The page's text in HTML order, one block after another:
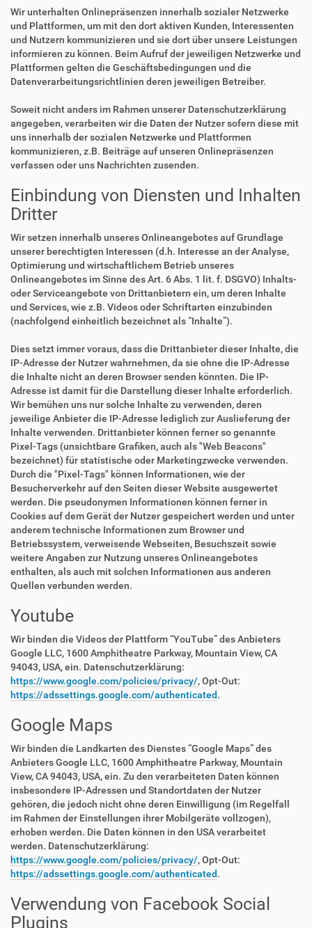
Wir unterhalten Onlinepräsenzen innerhalb sozialer Netzwerke
und Plattformen, um mit den dort aktiven Kunden, Interessenten
und Nutzern kommunizieren und sie dort über unsere Leistungen
informieren zu können. Beim Aufruf der jeweiligen Netzwerke und
Plattformen gelten die Geschäftsbedingungen und die
Datenverarbeitungsrichtlinien deren jeweiligen Betreiber.
Soweit nicht anders im Rahmen unserer Datenschutzerklärung
angegeben, verarbeiten wir die Daten der Nutzer sofern diese mit
uns innerhalb der sozialen Netzwerke und Plattformen
kommunizieren, z.B. Beiträge auf unseren Onlinepräsenzen
verfassen oder uns Nachrichten zusenden.
Einbindung von Diensten und Inhalten
Dritter
Wir setzen innerhalb unseres Onlineangebotes auf Grundlage
unserer berechtigten Interessen (d.h. Interesse an der Analyse,
Optimierung und wirtschaftlichem Betrieb unseres
Onlineangebotes im Sinne des Art. 6 Abs. 1 lit. f. DSGVO) Inhalts-
oder Serviceangebote von Drittanbietern ein, um deren Inhalte
und Services, wie z.B. Videos oder Schriftarten einzubinden
(nachfolgend einheitlich bezeichnet als “Inhalte”).
Dies setzt immer voraus, dass die Drittanbieter dieser Inhalte, die
IP-Adresse der Nutzer wahrnehmen, da sie ohne die IP-Adresse
die Inhalte nicht an deren Browser senden könnten. Die IP-
Adresse ist damit für die Darstellung dieser Inhalte erforderlich.
Wir bemühen uns nur solche Inhalte zu verwenden, deren
jeweilige Anbieter die IP-Adresse lediglich zur Auslieferung der
Inhalte verwenden. Drittanbieter können ferner so genannte
Pixel-Tags (unsichtbare Grafiken, auch als "Web Beacons"
bezeichnet) für statistische oder Marketingzwecke verwenden.
Durch die "Pixel-Tags" können Informationen, wie der
Besucherverkehr auf den Seiten dieser Website ausgewertet
werden. Die pseudonymen Informationen können ferner in
Cookies auf dem Gerät der Nutzer gespeichert werden und unter
anderem technische Informationen zum Browser und
Betriebssystem, verweisende Webseiten, Besuchszeit sowie
weitere Angaben zur Nutzung unseres Onlineangebotes
enthalten, als auch mit solchen Informationen aus anderen
Quellen verbunden werden.
Youtube
Wir binden die Videos der Plattform “YouTube” des Anbieters
Google LLC, 1600 Amphitheatre Parkway, Mountain View, CA
94043, USA, ein. Datenschutzerklärung:
https://www.google.com/policies/privacy/, Opt-Out:
https://adssettings.google.com/authenticated.
Google Maps
Wir binden die Landkarten des Dienstes “Google Maps” des
Anbieters Google LLC, 1600 Amphitheatre Parkway, Mountain
View, CA 94043, USA, ein. Zu den verarbeiteten Daten können
insbesondere IP-Adressen und Standortdaten der Nutzer
gehören, die jedoch nicht ohne deren Einwilligung (im Regelfall
im Rahmen der Einstellungen ihrer Mobilgeräte vollzogen),
erhoben werden. Die Daten können in den USA verarbeitet
werden. Datenschutzerklärung:
https://www.google.com/policies/privacy/, Opt-Out:
https://adssettings.google.com/authenticated.
Verwendung von Facebook Social
Plugins